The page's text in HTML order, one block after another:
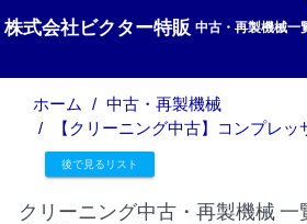
株式会社ビクター特販 中古・再製機械一
ホーム
中古・再製機械
【クリーニング中古】コンプレッ
後で見るリスト
クリーニング中古・再製機械